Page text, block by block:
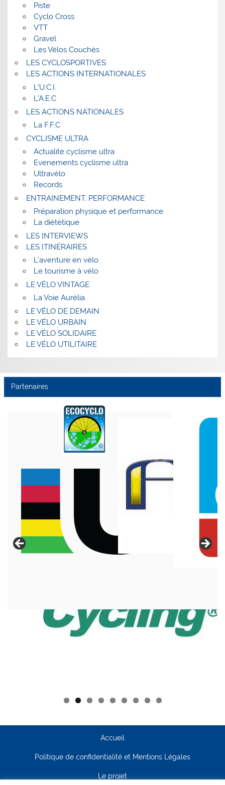
Piste
Cyclo Cross
VTT
Gravel
Les Vélos Couchés
LES CYCLOSPORTIVES
LES ACTIONS INTERNATIONALES
L’U.C.I.
L’A.E.C
LES ACTIONS NATIONALES
La F.F.C
CYCLISME ULTRA
Actualité cyclisme ultra
Evenements cyclisme ultra
Ultravélo
Records
ENTRAINEMENT, PERFORMANCE
Préparation physique et performance
La diététique
LES INTERVIEWS
LES ITINÉRAIRES
L’aventure en vélo
Le tourisme à vélo
LE VÉLO VINTAGE
La Voie Aurélia
LE VÉLO DE DEMAIN
LE VÉLO URBAIN
LE VÉLO SOLIDAIRE
LE VÉLO UTILITAIRE
Partenaires
Accueil
Politique de confidentialité et Mentions Légales
Le projet